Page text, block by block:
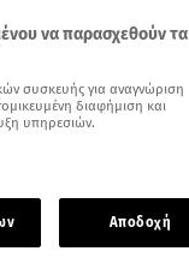
να παρασχεθούν τα
συσκευής για αναγνώριση
διαφήμιση και
υπηρεσιών.
Αποδοχή